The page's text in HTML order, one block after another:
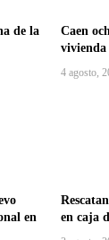
de la
Caen
vivienda
4 agosto,
en
en caja